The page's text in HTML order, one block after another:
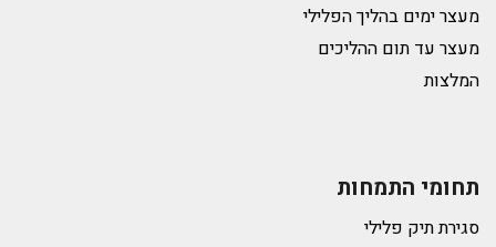
מעצר ימים בהליך הפלילי
מעצר עד תום ההליכים
המלצות
תחומי התמחות
סגירת תיק פלילי